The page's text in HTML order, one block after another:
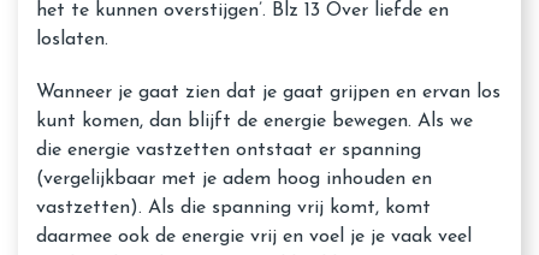
het te kunnen overstijgen’. Blz 13 Over liefde en
loslaten.
Wanneer je gaat zien dat je gaat grijpen en ervan los
kunt komen, dan blijft de energie bewegen. Als we
die energie vastzetten ontstaat er spanning
(vergelijkbaar met je adem hoog inhouden en
vastzetten). Als die spanning vrij komt, komt
daarmee ook de energie vrij en voel je je vaak veel